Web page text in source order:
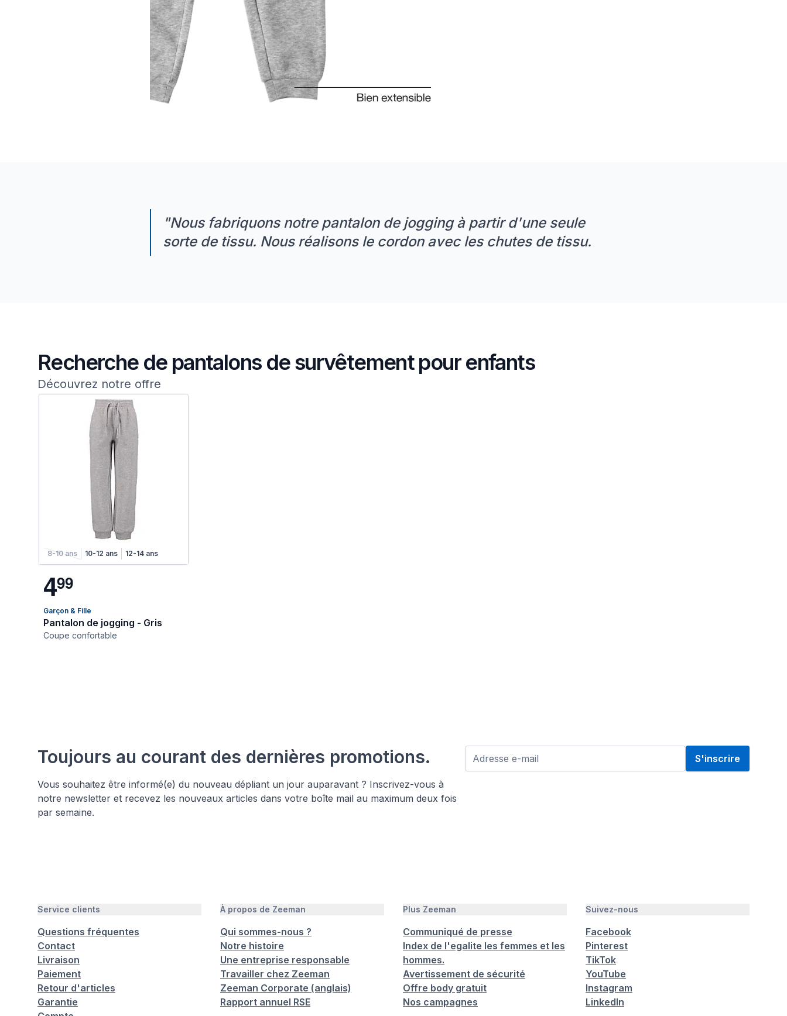
Nous fabriquons notre pantalon de jogging à partir d'une seule
sorte de tissu. Nous réalisons le cordon avec les chutes de tissu.
Recherche de pantalons de survêtement pour enfants
Découvrez notre offre
8-10 ans 10-12 ans 12-14 ans
499
Garçon & Fille
Pantalon de jogging - Gris
Coupe confortable
Toujours au courant des dernières promotions.
Vous souhaitez être informé(e) du nouveau dépliant un jour auparavant ? Inscrivez-vous à
notre newsletter et recevez les nouveaux articles dans votre boîte mail au maximum deux fois
par semaine.
S'inscrire
Service clients
Questions fréquentes
Contact
Livraison
Paiement
Retour d'articles
Garantie
À propos de Zeeman
Qui sommes-nous ?
Notre histoire
Une entreprise responsable
Travailler chez Zeeman
Zeeman Corporate (anglais)
Rapport annuel RSE
Plus Zeeman
Communiqué de presse
Index de l'egalite les femmes et les
hommes.
Avertissement de sécurité
Offre body gratuit
Nos campagnes
Suivez-nous
Facebook
Pinterest
TikTok
YouTube
Instagram
LinkedIn